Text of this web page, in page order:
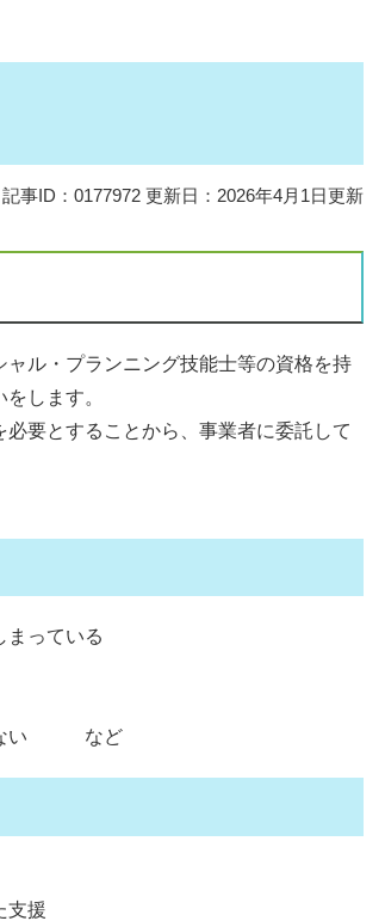
記事ID：0177972 更新日：2026年4月1日更新
ル・プランニング技能士等の資格を持
します。
要とすることから、事業者に委託して
まっている
らない など
支援